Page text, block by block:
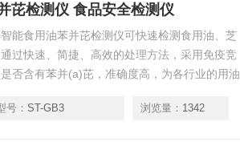
芘检测仪 食品安全检测仪
能食用油苯并芘检测仪可快速检测食用油、芝
过快速、简捷、高效的处理方法，采用免疫竞
否含有苯并(a)芘，准确度高，为各行业的用油
号： ST-GB3 浏览量： 1342